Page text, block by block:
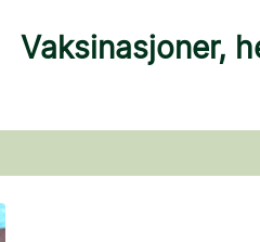
Vaksinasjoner,